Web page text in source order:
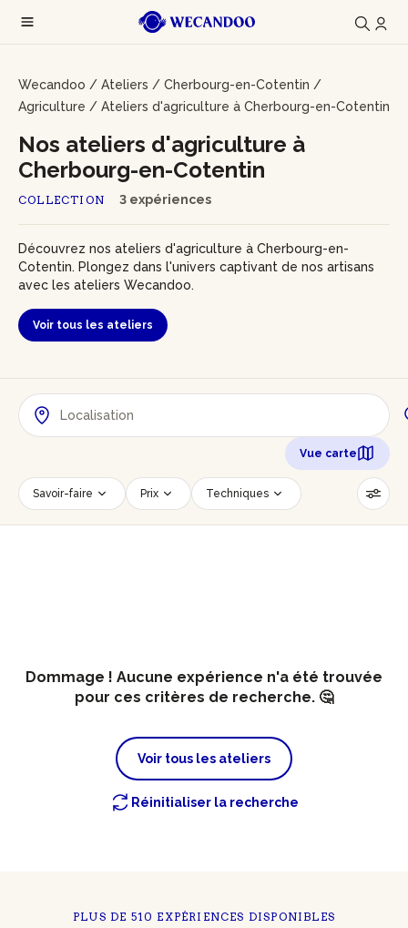
Wecandoo / Ateliers / Cherbourg-en-Cotentin /
Agriculture / Ateliers d'agriculture à Cherbourg-en-Cotentin
COLLECTION 3 expériences
Nos ateliers d'agriculture à
Cherbourg-en-Cotentin
Découvrez nos ateliers d'agriculture à Cherbourg-en-
Cotentin. Plongez dans l'univers captivant de nos artisans
avec les ateliers Wecandoo.
Voir tous les ateliers
Vue carte
Savoir-faire Prix Techniques
Date Créneau horaire
Dommage ! Aucune expérience n'a été trouvée
pour ces critères de recherche. 🤔
Voir tous les ateliers
Réinitialiser la recherche
PLUS DE 510 EXPÉRIENCES DISPONIBLES